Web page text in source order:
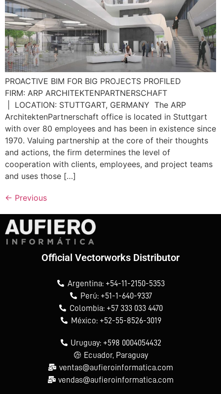
PROACTIVE BIM FOR BIG PROJECTS PROFILED
FIRM: ARP ARCHITEKTENPARTNERSCHAFT
| LOCATION: STUTTGART, GERMANY The ARP
ArchitektenPartnerschaft office is located in Stuttgart
with over 80 employees and has been in existence since
1970. Valuing partnership at the core of their thoughts
and actions, the firm determines the level of
cooperation with clients, employees, and project teams
and uses those […]
← Previous
Official Vectorworks Distributor
Argentina: +54-11-2150-5353
Perú: +51-1-640-9337
Colombia: +57 333 033 4470
México: +52-55-8526-3019
Uruguay: +598 0004054432
Ecuador, Paraguay
ventas@aufieroinformatica.com
vendas@aufieroinformatica.com